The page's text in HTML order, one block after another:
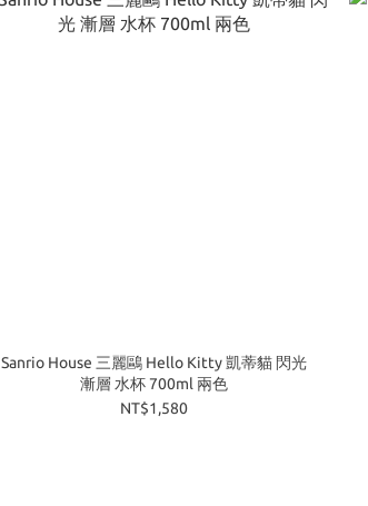
Sanrio House 三麗鷗 Hello Kitty 凱蒂貓 閃光
漸層 水杯 700ml 兩色
NT$1,580